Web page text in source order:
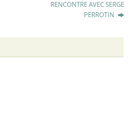
RENCONTRE AVEC SERGE
PERROTIN